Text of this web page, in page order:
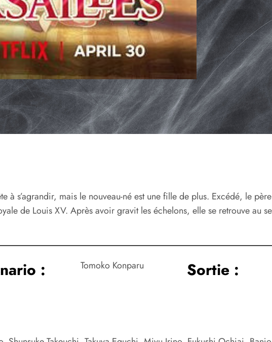
à s’agrandir, mais le nouveau-né est une fille de plus. Excédé, le
de Louis XV. Après avoir gravit les échelons, elle se retrouve au
: Tomoko Konparu Sortie :